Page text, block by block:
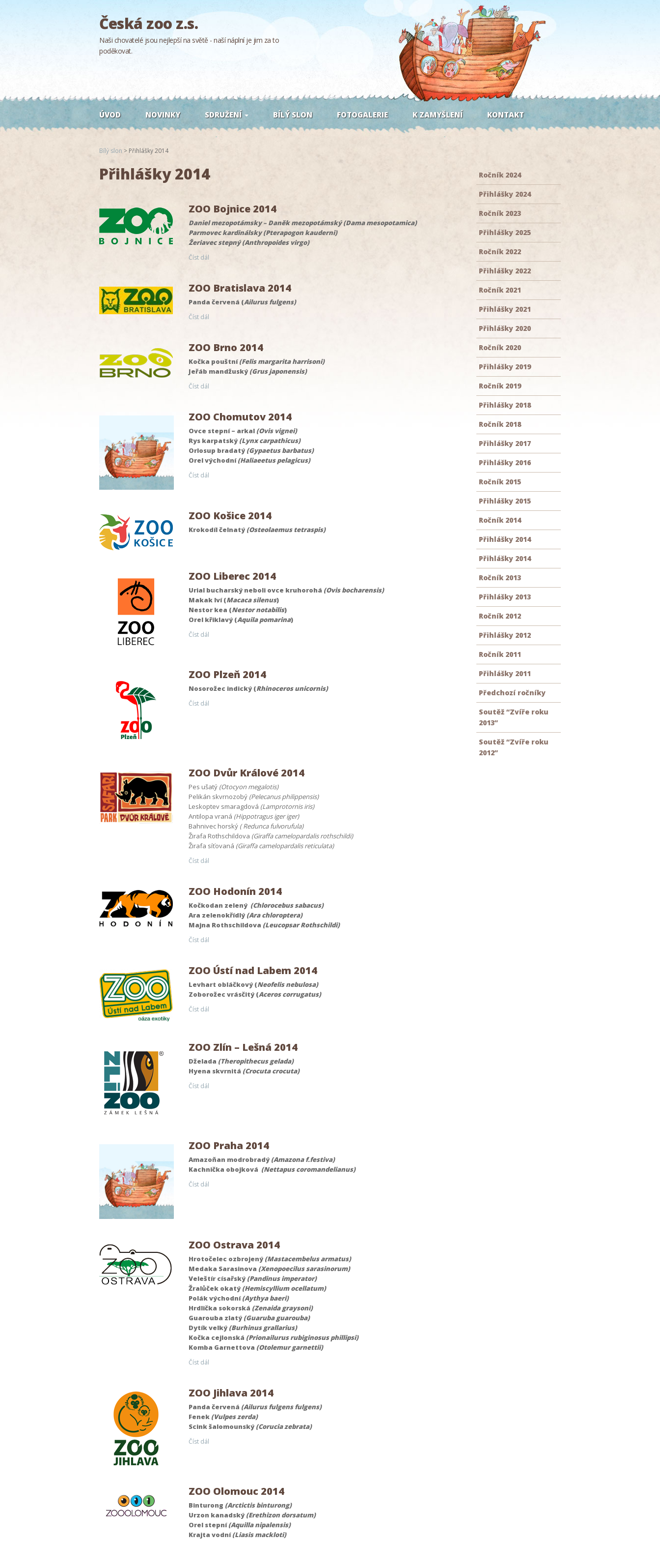
Česká zoo z.s.
Naši chovatelé jsou nejlepší na světě - naší náplní je jim za to
poděkovat.
ÚVOD NOVINKY SDRUŽENÍ BÍLÝ SLON FOTOGALERIE K ZAMYŠLENÍ KONTAKT
Bílý slon > Přihlášky 2014
Přihlášky 2014
ZOO Bojnice 2014
Daniel mezopotámsky – Daněk mezopotámský (Dama mesopotamica)
Parmovec kardinálsky (Pterapogon kauderni)
Žeriavec stepný (Anthropoides virgo)
Číst dál
ZOO Bratislava 2014
Panda červená (Ailurus fulgens)
Číst dál
ZOO Brno 2014
Kočka pouštní(Felis margarita harrisoni)
Jeřáb mandžuský (Grus japonensis)
Číst dál
ZOO Chomutov 2014
Ovce stepní – arkal (Ovis vignei)
Rys karpatský (Lynx carpathicus)
Orlosup bradatý(Gypaetus barbatus)
Orel východní(Haliaeetus pelagicus)
Číst dál
ZOO Košice 2014
Krokodíl čelnatý(Osteolaemus tetraspis)
ZOO Liberec 2014
Urial bucharský neboli ovce kruhorohá (Ovis bocharensis)
Makak lví (Macaca silenus)
Nestor kea (Nestor notabilis)
Orel křiklavý (Aquila pomarina)
Číst dál
ZOO Plzeň 2014
Nosorožec indický (Rhinoceros unicornis)
Číst dál
ZOO Dvůr Králové 2014
Pes ušatý (Otocyon megalotis)
Pelikán skvrnozobý (Pelecanus philippensis)
Leskoptev smaragdová (Lamprotornis iris)
Antilopa vraná (Hippotragus iger iger)
Bahnivec horský ( Redunca fulvorufula)
Žirafa Rothschildova (Giraffa camelopardalis rothschildi)
Žirafa síťovaná (Giraffa camelopardalis reticulata)
Číst dál
ZOO Hodonín 2014
Kočkodan zelený (Chlorocebus sabacus)
Ara zelenokřídlý (Ara chloroptera)
Majna Rothschildova (Leucopsar Rothschildi)
Číst dál
ZOO Ústí nad Labem 2014
Levhart obláčkový (Neofelis nebulosa)
Zoborožec vrásčitý (Aceros corrugatus)
Číst dál
ZOO Zlín – Lešná 2014
Dželada (Theropithecus gelada)
Hyena skvrnitá (Crocuta crocuta)
Číst dál
ZOO Praha 2014
Amazoňan modrobradý (Amazona f.festiva)
Kachnička obojková (Nettapus coromandelianus)
Číst dál
ZOO Ostrava 2014
Hrotočelec ozbrojený (Mastacembelus armatus)
Medaka Sarasinova (Xenopoecilus sarasinorum)
Veleštír císařský (Pandinus imperator)
Žralůček okatý(Hemiscyllium ocellatum)
Polák východní(Aythya baeri)
Hrdlička sokorská (Zenaida graysoni)
Guarouba zlatý (Guaruba guarouba)
Dytík velký (Burhinus grallarius)
Kočka cejlonská (Prionailurus rubiginosus phillipsi)
Komba Garnettova (Otolemur garnettii)
Číst dál
ZOO Jihlava 2014
Panda červená (Ailurus fulgens fulgens)
Fenek (Vulpes zerda)
Scink šalomounský(Corucia zebrata)
Číst dál
ZOO Olomouc 2014
Binturong (Arctictis binturong)
Urzon kanadský (Erethizon dorsatum)
Orel stepní(Aquilla nipalensis)
Krajta vodní(Liasis mackloti)
Ročník 2024
Přihlášky 2024
Ročník 2023
Přihlášky 2025
Ročník 2022
Přihlášky 2022
Ročník 2021
Přihlášky 2021
Přihlášky 2020
Ročník 2020
Přihlášky 2019
Ročník 2019
Přihlášky 2018
Ročník 2018
Přihlášky 2017
Přihlášky 2016
Ročník 2015
Přihlášky 2015
Ročník 2014
Přihlášky 2014
Přihlášky 2014
Ročník 2013
Přihlášky 2013
Ročník 2012
Přihlášky 2012
Ročník 2011
Přihlášky 2011
Předchozí ročníky
Soutěž “Zvíře roku
2013”
Soutěž “Zvíře roku
2012”